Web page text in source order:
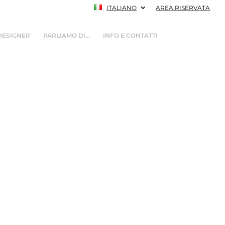
ITALIANO AREA RISERVATA
PARLIAMO DI… INFO E CONTATTI